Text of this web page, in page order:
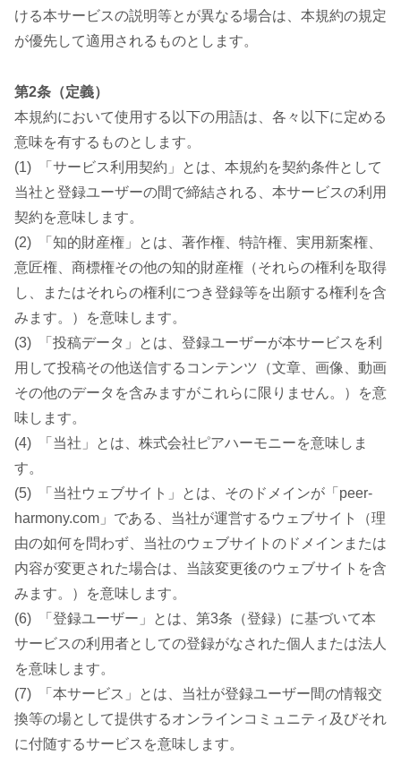
ける本サービスの説明等とが異なる場合は、本規約の規定
が優先して適用されるものとします。
第2条（定義）
本規約において使用する以下の用語は、各々以下に定める
意味を有するものとします。
(1) 「サービス利用契約」とは、本規約を契約条件として
当社と登録ユーザーの間で締結される、本サービスの利用
契約を意味します。
(2) 「知的財産権」とは、著作権、特許権、実用新案権、
意匠権、商標権その他の知的財産権（それらの権利を取得
し、またはそれらの権利につき登録等を出願する権利を含
みます。）を意味します。
(3) 「投稿データ」とは、登録ユーザーが本サービスを利
用して投稿その他送信するコンテンツ（文章、画像、動画
その他のデータを含みますがこれらに限りません。）を意
味します。
(4) 「当社」とは、株式会社ピアハーモニーを意味しま
す。
(5) 「当社ウェブサイト」とは、そのドメインが「peer-
harmony.com」である、当社が運営するウェブサイト（理
由の如何を問わず、当社のウェブサイトのドメインまたは
内容が変更された場合は、当該変更後のウェブサイトを含
みます。）を意味します。
(6) 「登録ユーザー」とは、第3条（登録）に基づいて本
サービスの利用者としての登録がなされた個人または法人
を意味します。
(7) 「本サービス」とは、当社が登録ユーザー間の情報交
換等の場として提供するオンラインコミュニティ及びそれ
に付随するサービスを意味します。